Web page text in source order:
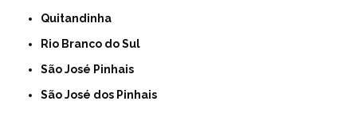
Quitandinha
Rio Branco do Sul
São José Pinhais
São José dos Pinhais